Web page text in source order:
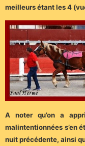
meilleurs étant les 4
A noter qu’on a
malintentionnées s’en
nuit précédente, ainsi